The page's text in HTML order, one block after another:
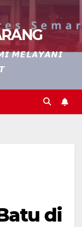
𝙈𝙀𝙇𝘼𝙔𝘼𝙉𝙄
di